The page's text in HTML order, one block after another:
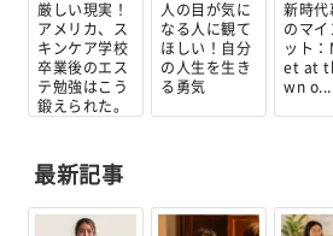
厳しい現実！
アメリカ、ス
キンケア学校
卒業後のエス
テ勉強はこう
鍛えられた。
人の目が気に
なる人に観て
ほしい！自分
の人生を生き
る勇気
新時代
のマイ
ット
et at
wn o...
最新記事